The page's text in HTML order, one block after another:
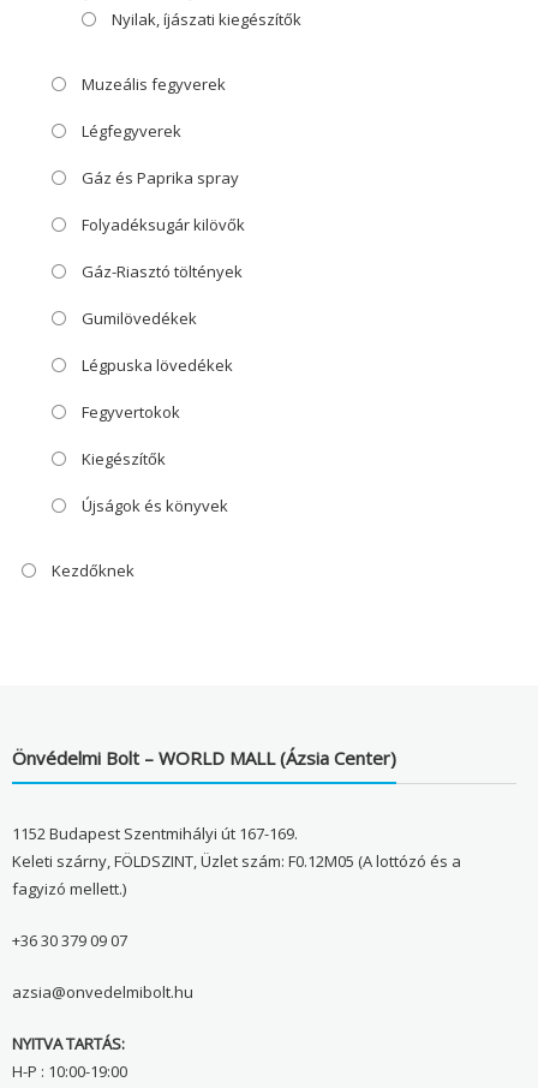
Nyilak, íjászati kiegészítők
Muzeális fegyverek
Légfegyverek
Gáz és Paprika spray
Folyadéksugár kilövők
Gáz-Riasztó töltények
Gumilövedékek
Légpuska lövedékek
Fegyvertokok
Kiegészítők
Újságok és könyvek
Kezdőknek
Önvédelmi Bolt – WORLD MALL (Ázsia Center)
1152 Budapest Szentmihályi út 167-169.
Keleti szárny, FÖLDSZINT, Üzlet szám: F0.12M05 (A lottózó és a
fagyizó mellett.)
+36 30 379 09 07
azsia@onvedelmibolt.hu
NYITVA TARTÁS:
H-P : 10:00-19:00